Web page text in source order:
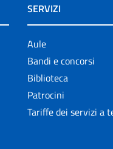
SERVIZI
Aule
Bandi e concorsi
Biblioteca
Patrocini
Tariffe dei servizi a